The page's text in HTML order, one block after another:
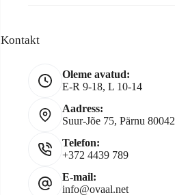
Kontakt
Oleme avatud:
E-R 9-18, L 10-14
Aadress:
Suur-Jõe 75, Pärnu 80042
Telefon:
+372 4439 789
E-mail:
info@ovaal.net